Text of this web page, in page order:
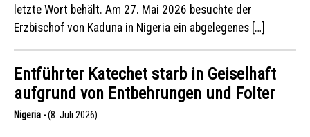
letzte Wort behält. Am 27. Mai 2026 besuchte der
Erzbischof von Kaduna in Nigeria ein abgelegenes […]
Entführter Katechet starb in Geiselhaft
aufgrund von Entbehrungen und Folter
Nigeria -(8. Juli 2026)